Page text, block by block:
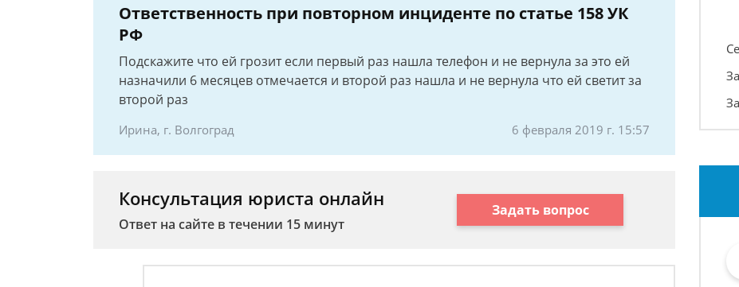
Ответственность при повторном инциденте по статье 158 УК
РФ
Подскажите что ей грозит если первый раз нашла телефон и не вернула за это ей
назначили 6 месяцев отмечается и второй раз нашла и не вернула что ей светит за
второй раз
Ирина, г. Волгоград 6 февраля 2019 г. 15:57
Консультация юриста онлайн
Ответ на сайте в течении 15 минут
Задать вопрос